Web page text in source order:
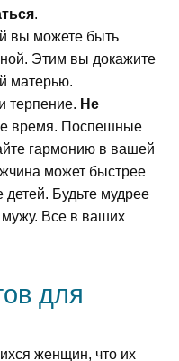
.
вы можете быть
Этим вы докажите
матерью.
терпение. Не
время. Поспешные
гармонию в вашей
может быстрее
детей. Будьте мудрее
мужу. Все в ваших
для
женщин, что их